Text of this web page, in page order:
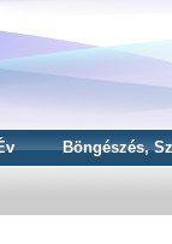
Böngészés,